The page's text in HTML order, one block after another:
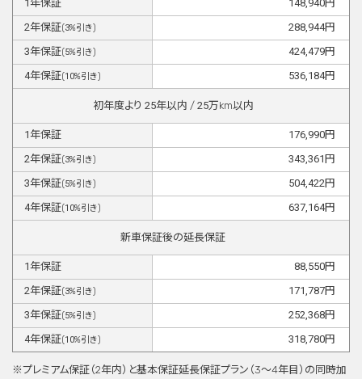
1 年保証 148,940円
2年保証(3%引き) 288,944円
3年保証(5%引き) 424,479円
4年保証(10%引き) 536,184円
初年度より 25年以内 / 25万km以内
1年保証 176,990円
2年保証(3%引き) 343,361 円
3年保証(5%引き) 504,422円
4年保証(10%引き) 637,164円
新車保証後の延長保証
1年保証 88,550円
2年保証(3%引き) 171,787円
3年保証(5%引き) 252,368円
4年保証(10%引き) 318,780円
※プレミアム保証（2年内）と基本保証延⻑保証プラン（3〜4年目）の同時加